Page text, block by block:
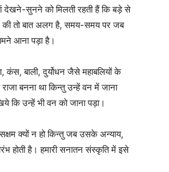
देखने-सुनने को मिलती रहती हैं कि बड़े से
की तो बात अलग है, समय-समय पर जब
आना पड़ा है।
कंस, बाली, दुर्योधन जैसे महाबलियों के
बनना था किन्तु उन्हें वन में जाना
कि उन्हें भी वन को जाना पड़ा।
क्यों न हो किन्तु जब उसके अन्याय,
होती है। हमारी सनातन संस्कृति में इसे